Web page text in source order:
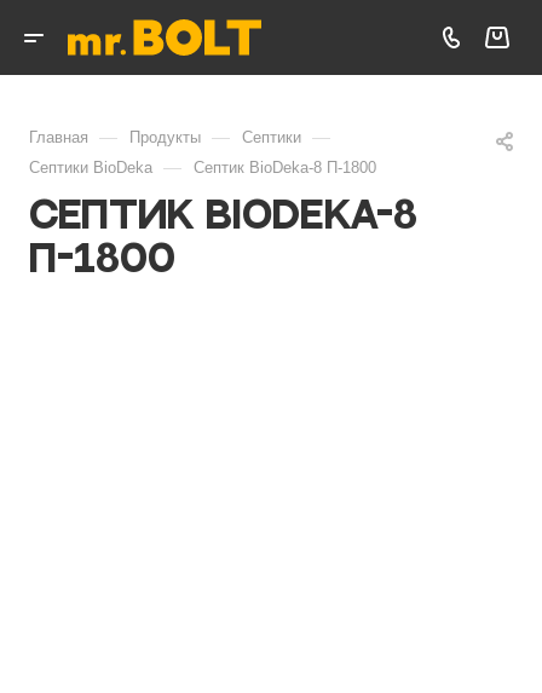
Главная — Продукты — Септики —
Септики BioDeka — Септик BioDeka-8 П-1800
Септик BioDeka-8
П-1800